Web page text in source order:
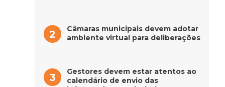
Câmaras municipais devem adotar
ambiente virtual para deliberações
Gestores devem estar atentos ao
calendário de envio das